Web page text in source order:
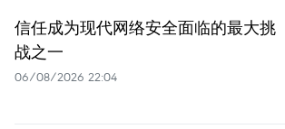
信任成为现代网络安全面临的最大挑
战之一
06/08/2026 22:04